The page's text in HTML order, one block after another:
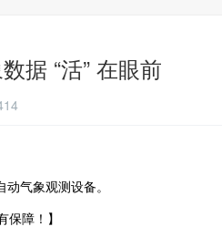
据 “活” 在眼前
气象观测设备。
保障！】